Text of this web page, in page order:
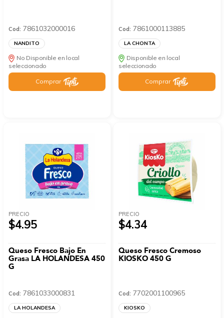
Cod: 7861032000016
NANDITO
No Disponible en local
seleccionado
Comprar
Cod: 7861000113885
LA CHONTA
Disponible en local
seleccionado
Comprar
PRECIO
$4.95
Queso Fresco Bajo En
Grasa LA HOLANDESA 450
G
Cod: 7861033000831
LA HOLANDESA
PRECIO
$4.34
Queso Fresco Cremoso
KIOSKO 450 G
Cod: 7702001100965
KIOSKO